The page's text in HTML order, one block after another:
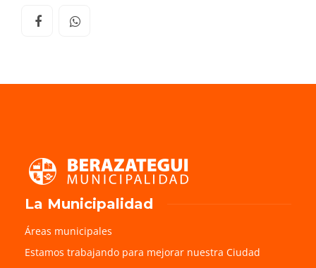
La Municipalidad
Áreas municipales
Estamos trabajando para mejorar nuestra Ciudad